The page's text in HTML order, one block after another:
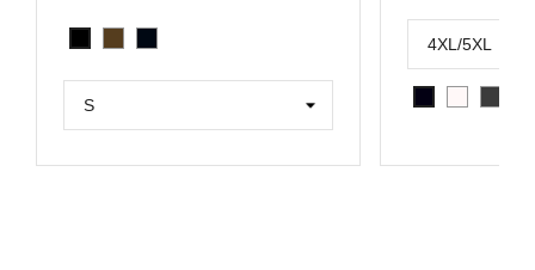
NEGRO
VISONGRAFITO
NEGRO
BLANCO
GRIS